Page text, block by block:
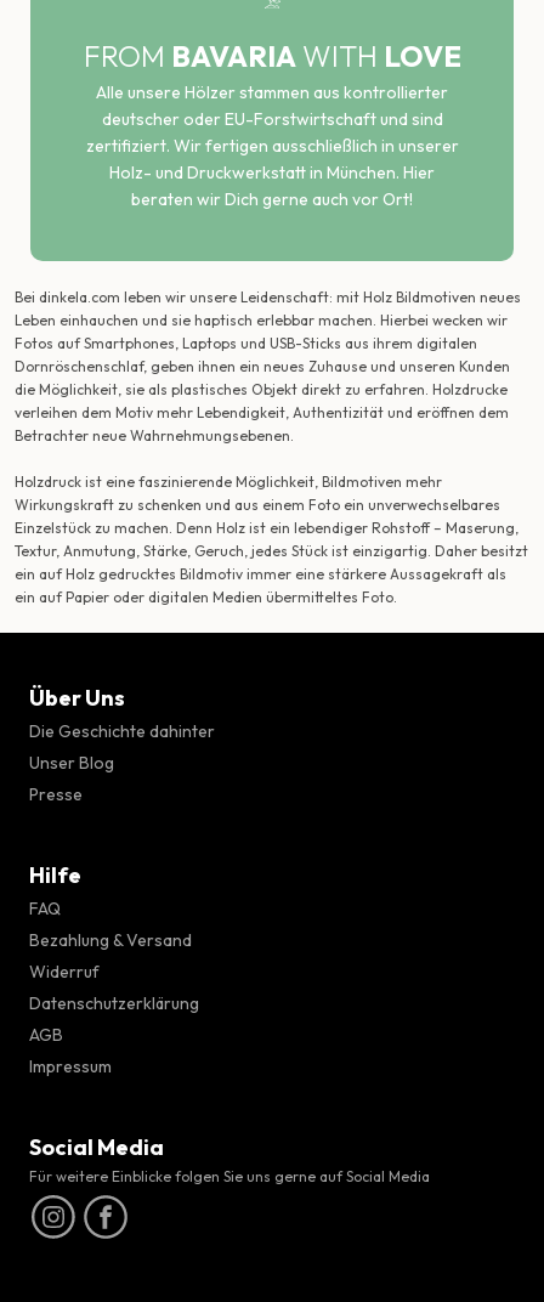
FROM BAVARIAWITH LOVE
Alle unsere Hölzer stammen aus kontrollierter
deutscher oder EU-Forstwirtschaft und sind
zertifiziert. Wir fertigen ausschließlich in unserer
Holz- und Druckwerkstatt in München. Hier
beraten wir Dich gerne auch vor Ort!
Bei dinkela.com leben wir unsere Leidenschaft: mit Holz Bildmotiven neues
Leben einhauchen und sie haptisch erlebbar machen. Hierbei wecken wir
Fotos auf Smartphones, Laptops und USB-Sticks aus ihrem digitalen
Dornröschenschlaf, geben ihnen ein neues Zuhause und unseren Kunden
die Möglichkeit, sie als plastisches Objekt direkt zu erfahren. Holzdrucke
verleihen dem Motiv mehr Lebendigkeit, Authentizität und eröffnen dem
Betrachter neue Wahrnehmungsebenen.
Holzdruck ist eine faszinierende Möglichkeit, Bildmotiven mehr
Wirkungskraft zu schenken und aus einem Foto ein unverwechselbares
Einzelstück zu machen. Denn Holz ist ein lebendiger Rohstoff – Maserung,
Textur, Anmutung, Stärke, Geruch, jedes Stück ist einzigartig. Daher besitzt
ein auf Holz gedrucktes Bildmotiv immer eine stärkere Aussagekraft als
ein auf Papier oder digitalen Medien übermitteltes Foto.
Über Uns
Die Geschichte dahinter
Unser Blog
Presse
Hilfe
FAQ
Bezahlung & Versand
Widerruf
Datenschutzerklärung
AGB
Impressum
Social Media
Für weitere Einblicke folgen Sie uns gerne auf Social Media